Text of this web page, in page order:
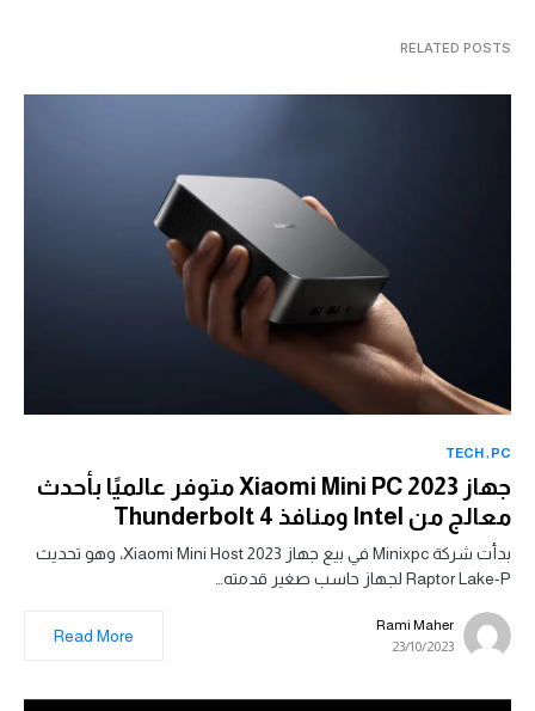
RELATED POSTS
PC
TECH
جهاز Xiaomi Mini PC 2023 متوفر عالميًا بأحدث
معالج من Intel ومنافذ Thunderbolt 4
بدأت شركة Minixpc في بيع جهاز Xiaomi Mini Host 2023، وهو تحديث
Raptor Lake-P لجهاز حاسب صغير قدمته…
Rami Maher
23/10/2023
Read More